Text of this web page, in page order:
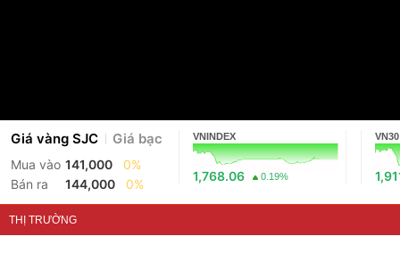
Giá vàng SJC Giá bạc
Mua vào 141,000
0%
Bán ra
144,000 0%
VNINDEX
1,768.06 0.19%
VN30
THỊ TRƯỜNG